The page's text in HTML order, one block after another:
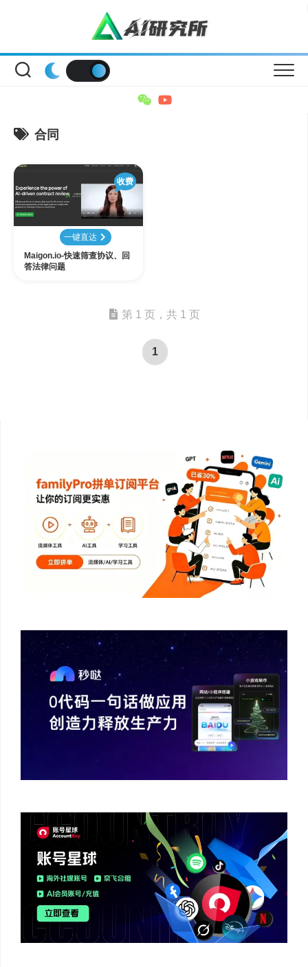
合同
收费
一键直达
Maigon.io-快速筛查协议、回
答法律问题
第 1 页，共 1 页
1